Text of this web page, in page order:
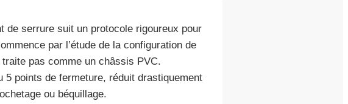
de serrure suit un protocole rigoureux pour
par l’étude de la configuration de
pas comme un châssis PVC.
5 points de fermeture, réduit drastiquement
ou béquillage.